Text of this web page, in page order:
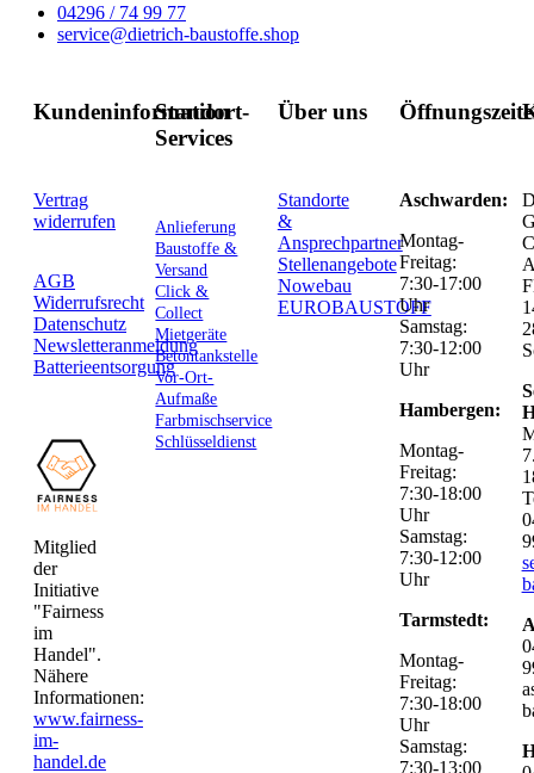
04296 / 74 99 77
service@dietrich-baustoffe.shop
Kundeninformation
Vertrag
widerrufen
AGB
Widerrufsrecht
Datenschutz
Newsletteranmeldung
Batterieentsorgung
Mitglied
der
Initiative
"Fairness
im
Handel".
Nähere
Informationen:
www.fairness-
im-
handel.de
Standort-
Services
Anlieferung
Baustoffe &
Versand
Click &
Collect
Mietgeräte
Betontankstelle
Vor-Ort-
Aufmaße
Farbmischservice
Schlüsseldienst
Über uns
Standorte
&
Ansprechpartner
Stellenangebote
Nowebau
EUROBAUSTOFF
Aschwarden:
Montag-
Freitag:
7:30-17:00
Uhr
Samstag:
7:30-12:00
Uhr
Hambergen:
Montag-
Freitag:
7:30-18:00
Uhr
Samstag:
7:30-12:00
Uhr
Tarmstedt:
Montag-
Freitag:
7:30-18:00
Uhr
Samstag:
7:30-13:00